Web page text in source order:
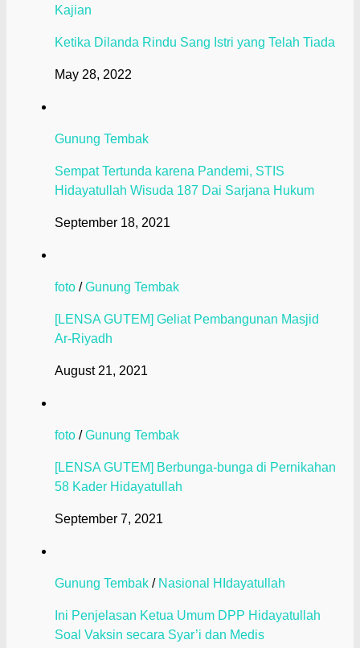
Kajian
Ketika Dilanda Rindu Sang Istri yang Telah Tiada
May 28, 2022
Gunung Tembak
Sempat Tertunda karena Pandemi, STIS
Hidayatullah Wisuda 187 Dai Sarjana Hukum
September 18, 2021
foto /Gunung Tembak
[LENSA GUTEM] Geliat Pembangunan Masjid
Ar-Riyadh
August 21, 2021
foto /Gunung Tembak
[LENSA GUTEM] Berbunga-bunga di Pernikahan
58 Kader Hidayatullah
September 7, 2021
Gunung Tembak / Nasional HIdayatullah
Ini Penjelasan Ketua Umum DPP Hidayatullah
Soal Vaksin secara Syar’i dan Medis